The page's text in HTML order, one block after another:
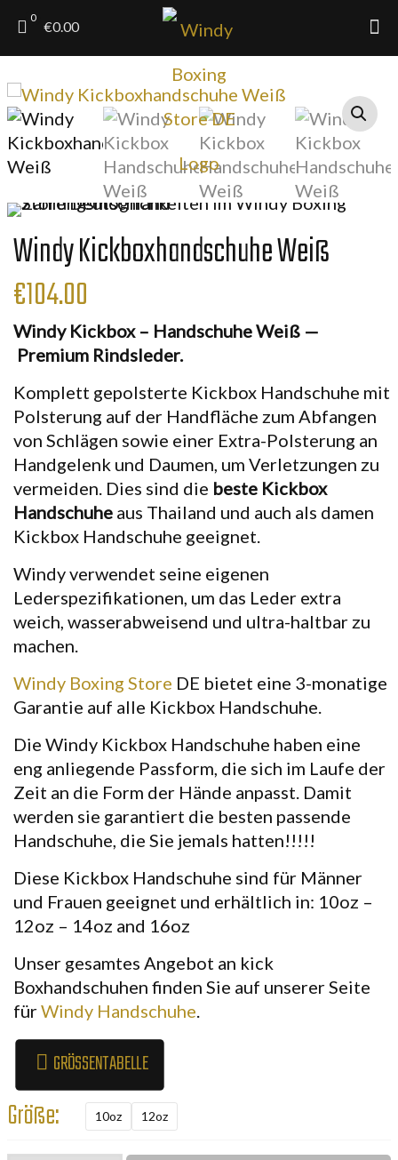
0
€0.00
Windy Kickboxhandschuhe Weiß
€104.00
Windy Kickbox – Handschuhe Weiß —
Premium Rindsleder.
Komplett gepolsterte Kickbox Handschuhe mit
Polsterung auf der Handfläche zum Abfangen
von Schlägen sowie einer Extra-Polsterung an
Handgelenk und Daumen, um Verletzungen zu
vermeiden. Dies sind die beste Kickbox
Handschuhe aus Thailand und auch als damen
Kickbox Handschuhe geeignet.
Windyverwendet seine eigenen
Lederspezifikationen, um das Leder extra
weich, wasserabweisend und ultra-haltbar zu
machen.
Windy Boxing Store DE bietet eine 3-monatige
Garantie auf alle Kickbox Handschuhe.
Die Windy Kickbox Handschuhe haben eine
eng anliegende Passform, die sich im Laufe der
Zeit an die Form der Hände anpasst. Damit
werden sie garantiert die besten passende
Handschuhe, die Sie jemals hatten!!!!!
Diese Kickbox Handschuhe sind für Männer
und Frauen geeignet und erhältlich in: 10oz –
12oz – 14oz and 16oz
Unser gesamtes Angebot an kick
Boxhandschuhen finden Sie auf unserer Seite
fürWindy Handschuhe.
GRÖSSENTABELLE
Größe: 10oz 12oz